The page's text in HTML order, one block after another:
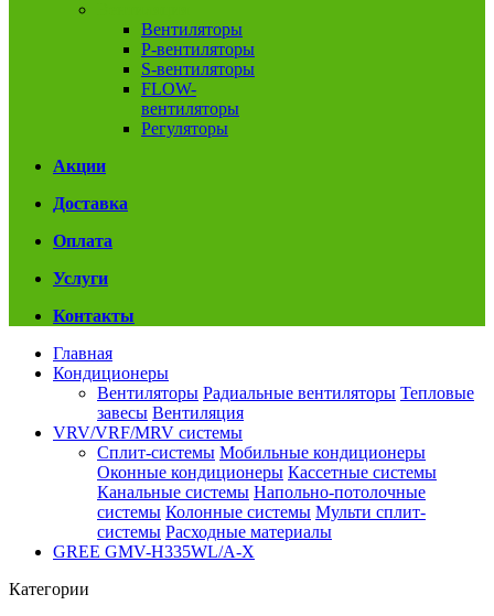
Вентиляторы
P-вентиляторы
S-вентиляторы
FLOW-
вентиляторы
Регуляторы
Акции
Доставка
Оплата
Услуги
Контакты
Главная
Кондиционеры
Вентиляторы Радиальные вентиляторы Тепловые
завесы Вентиляция
VRV/VRF/MRV системы
Сплит-системы Мобильные кондиционеры
Оконные кондиционеры Кассетные системы
Канальные системы Напольно-потолочные
системы Колонные системы Мульти сплит-
системы Расходные материалы
GREE GMV-H335WL/A-X
Категории